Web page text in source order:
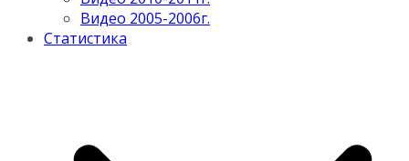
Видео 2005-2006г.
Статистика